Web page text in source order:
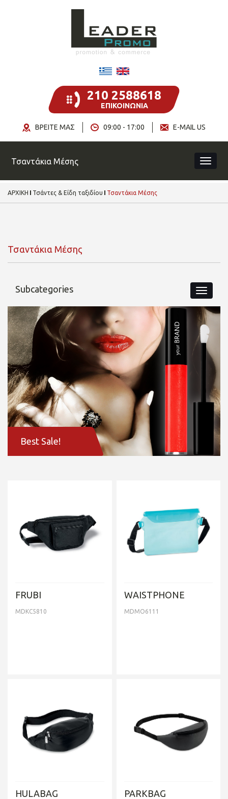
210 2588618
ΕΠΙΚΟΙΝΩΝΙΑ
E-MAIL US
09:00 - 17:00
ΒΡΕΙΤΕ ΜΑΣ
Τσαντάκια Μέσης
ΑΡΧΙΚΗ Τσάντες & Είδη ταξιδίου Τσαντάκια Μέσης
Τσαντάκια Μέσης
Subcategories
Best Sale!
FRUBI
MDKC5810
WAISTPHONE
MDMO6111
HULABAG PARKBAG